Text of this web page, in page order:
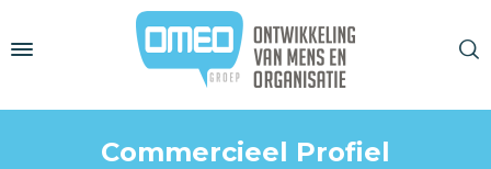
Commercieel Profiel